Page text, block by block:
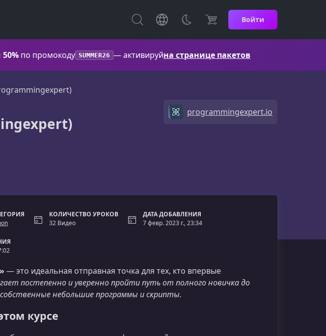
Войти
по промокоду SUMMER26 — активируйна странице пакетов
programmingexpert.io
КОЛИЧЕСТВО УРОКОВ
32 Видео
ДАТА ДОБАВЛЕНИЯ
7 февр. 2023 г., 23:34
— это идеальная отправная точка для тех, кто впервые
постепенно и уверенно пройти путь от полного новичка до
собственные небольшие программы и скрипты.
курсе